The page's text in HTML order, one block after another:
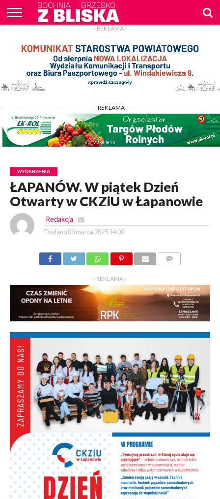
WPROST
REKLAM
- REKLAMA -
- REKLAMA -
WYDARZENIA
ŁAPANÓW. W piątek Dzień
Otwarty w CKZiU w Łapanowie
Redakcja
Dodano 03 marca 2025 14:00
- REKLAMA -